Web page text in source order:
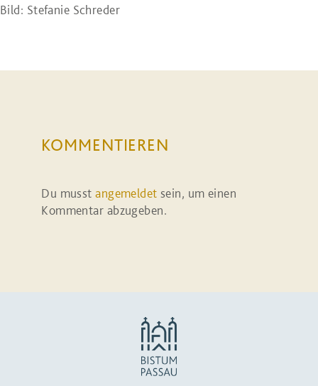
Bild: Stefanie Schreder
KOMMENTIEREN
Du musstangemeldet sein, um einen
Kommentar abzugeben.